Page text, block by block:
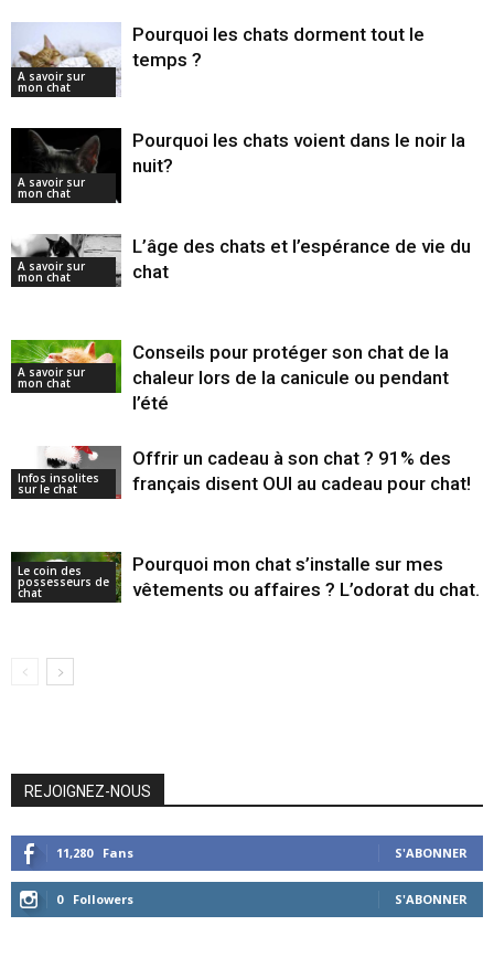
A savoir sur
mon chat
Pourquoi les chats dorment tout le
temps ?
A savoir sur
mon chat
Pourquoi les chats voient dans le noir la
nuit?
A savoir sur
mon chat
L’âge des chats et l’espérance de vie du
chat
A savoir sur
mon chat
Conseils pour protéger son chat de la
chaleur lors de la canicule ou pendant
l’été
Infos insolites
sur le chat
Offrir un cadeau à son chat ? 91% des
français disent OUI au cadeau pour chat!
Le coin des
possesseurs de
chat
Pourquoi mon chat s’installe sur mes
vêtements ou affaires ? L’odorat du chat.
REJOIGNEZ-NOUS
11,280 Fans S'ABONNER
0 Followers S'ABONNER